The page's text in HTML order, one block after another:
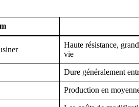
Haute résistance,
vie
Dure généralement
Production en